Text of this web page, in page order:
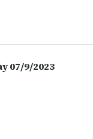
Khoảnh khắc & Sự kiện ngày 07/9/2023